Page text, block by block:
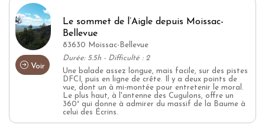
Voir
Le sommet de l’Aigle depuis Moissac-
Bellevue
83630 Moissac-Bellevue
Durée: 5.5h - Difficulté : 2
Une balade assez longue, mais facile, sur des pistes
DFCI, puis en ligne de crête. Il y a deux points de
vue, dont un à mi-montée pour entretenir le moral.
Le plus haut, à l'antenne des Cugulons, offre un
360° qui donne à admirer du massif de la Baume à
celui des Écrins.